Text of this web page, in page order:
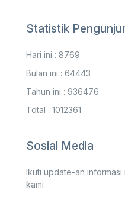
Statistik
Hari ini : 8769
Bulan ini : 64443
Tahun ini : 936476
Total : 1012361
Sosial Media
Ikuti update-an informasi
kami